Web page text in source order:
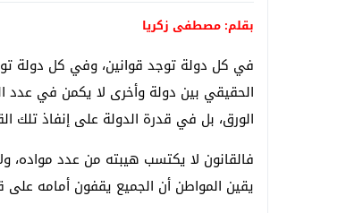
بقلم: مصطفى زكريا
في كل دولة توجد قوانين، وفي كل دولة
الحقيقي بين دولة وأخرى لا يكمن في عدد
الورق، بل في قدرة الدولة على إنفاذ تلك
فالقانون لا يكتسب هيبته من عدد مواده،
يقين المواطن أن الجميع يقفون أمامه على